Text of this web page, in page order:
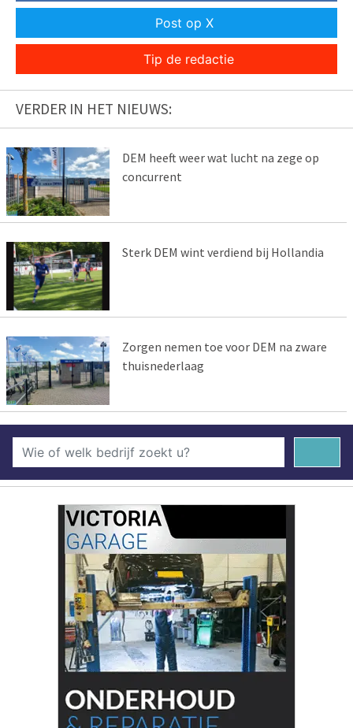
Post op X
Tip de redactie
VERDER IN HET NIEUWS:
DEM heeft weer wat lucht na zege op
concurrent
Sterk DEM wint verdiend bij Hollandia
Zorgen nemen toe voor DEM na zware
thuisnederlaag